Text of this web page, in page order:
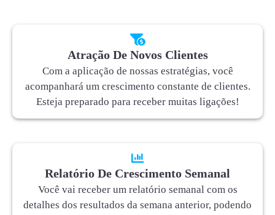
Atração De Novos Clientes
Com a aplicação de nossas estratégias, você
acompanhará um crescimento constante de clientes.
Esteja preparado para receber muitas ligações!
Relatório De Crescimento Semanal
Você vai receber um relatório semanal com os
detalhes dos resultados da semana anterior, podendo